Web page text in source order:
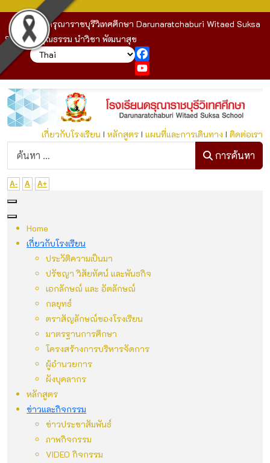
โรงเรียนดรุณาราชบุรีวิเทศศึกษา Darunaratchaburi Witaed Suksa
School : คุณธรรม นำวิชา พัฒนาสุข
YouTube
เกี่ยวกับโรงเรียนI หลักสูตรI แผนที่และการเดินทาง I ติดต่อเรา
ก
การค้นหา
A- A A+
Home
เกี่ยวกับโรงเรียน
ประวัติความเป็นมา
ปรัชญา วิสัยทัศน์ และพันธกิจ
เอกลักษณ์ และ อัตลักษณ์
กลยุทธ์
ตราสัญลักษณ์ของโรงเรียน
มาตรฐานการศึกษา
โครงสร้างการบริหารจัดการ
ผู้อำนวยการ
ผังบุคลากร
หลักสูตร
ข่าวและกิจกรรม
ข่าวประชาสัมพันธ์
ภาพกิจกรรม
VIDEO กิจกรรม